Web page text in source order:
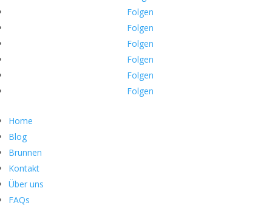
Folgen
Folgen
Folgen
Folgen
Folgen
Folgen
Home
Blog
Brunnen
Kontakt
Über uns
FAQs